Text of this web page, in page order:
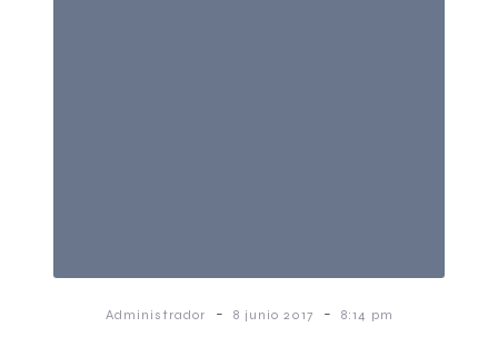
Administrador - 8 junio 2017 - 8:14 pm